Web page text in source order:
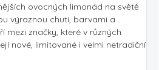
ovocných limonád na světě
výraznou chutí, barvami a
mezi značky, které v různých
nové, limitované i velmi netradiční